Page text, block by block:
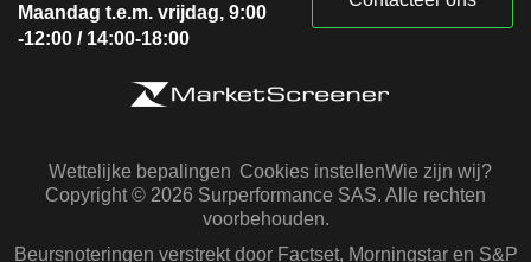
Maandag t.e.m. vrijdag, 9:00
-12:00 / 14:00-18:00
Wettelijke bepalingen Cookies instellenWie zijn wij?
Copyright © 2026 Surperformance SAS. Alle rechten
voorbehouden.
Beursnoteringen verstrekt door Factset, Morningstar en S&P